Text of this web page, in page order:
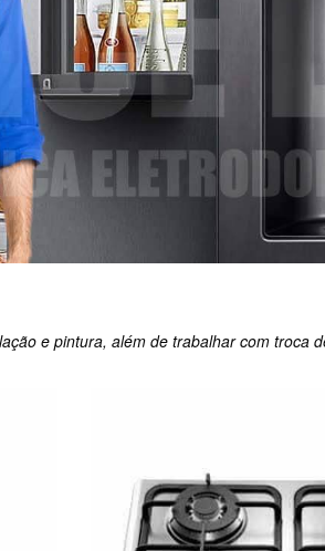
e pintura, além de trabalhar com troca